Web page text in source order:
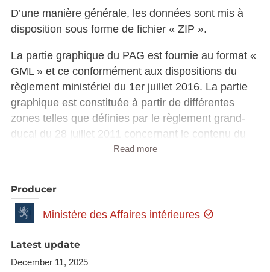
D’une manière générale, les données sont mis à
disposition sous forme de fichier « ZIP ».
La partie graphique du PAG est fournie au format «
GML » et ce conformément aux dispositions du
règlement ministériel du 1er juillet 2016. La partie
graphique est constituée à partir de différentes
zones telles que définies par le règlement grand-
ducal du 28 juillet 2011 concernant le contenu du
plan d’aménagement général d’une commune.
format « DOCX ».
Les schémas directeurs couvrant l’ensemble des
zones soumises à l’élaboration d’un plan
d’aménagement particulier „nouveau quartier“ sont
également mis à disposition tout comme les plans
Read more
Producer
Ministère des Affaires intérieures
Latest update
December 11, 2025